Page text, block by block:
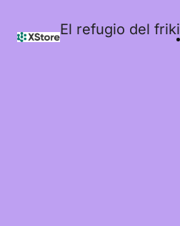
El refugio del friki